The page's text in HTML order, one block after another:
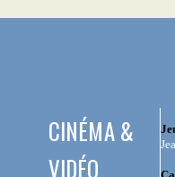
CINÉMA &
VIDÉO